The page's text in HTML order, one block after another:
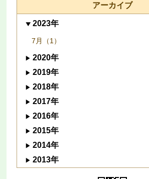
アーカイブ
2023年
7月（1）
2020年
2019年
2018年
2017年
2016年
2015年
2014年
2013年